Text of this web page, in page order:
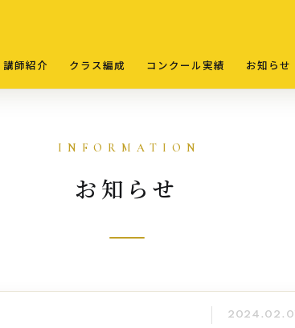
講師紹介 クラス編成 コンクール実績 お知らせ
お知らせ
2024.02.01